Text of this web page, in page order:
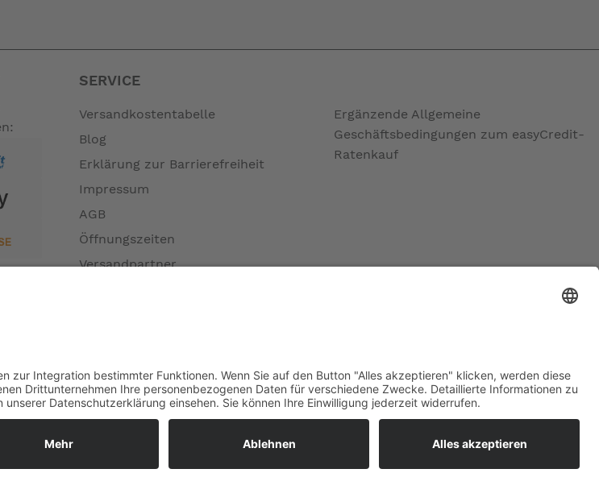
SERVICE
Versandkostentabelle
Blog
Erklärung zur Barrierefreiheit
Impressum
AGB
Öffnungszeiten
Versandpartner
Widerrufsrecht MS
Widerrufsrecht bei Dienstleistungen
Ergänzende Allgemeine
Geschäftsbedingungen zum easyCredit-
Ratenkauf